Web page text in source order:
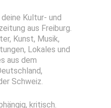
Kultur- und
aus Freiburg.
Kunst, Musik,
Lokales und
aus dem
Schweiz.
kritisch.